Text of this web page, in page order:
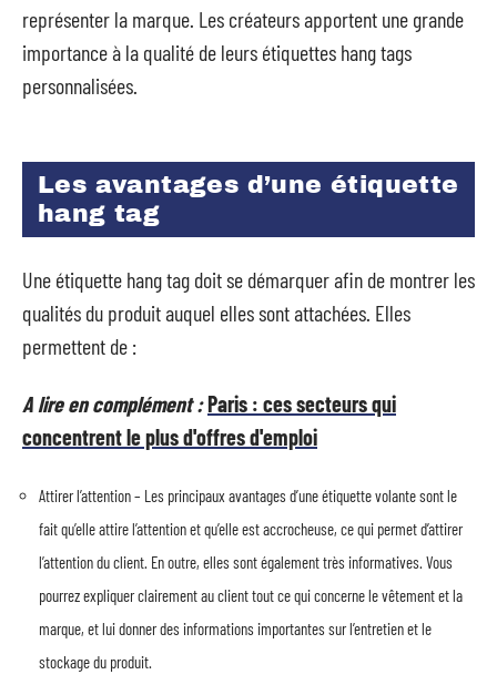
représenter la marque. Les créateurs apportent une grande
importance à la qualité de leurs étiquettes hang tags
personnalisées.
Les avantages d’une étiquette
hang tag
Une étiquette hang tag doit se démarquer afin de montrer les
qualités du produit auquel elles sont attachées. Elles
permettent de :
A lire en complément :Paris : ces secteurs qui
concentrent le plus d'offres d'emploi
Attirer l’attention – Les principaux avantages d’une étiquette volante sont le
fait qu’elle attire l’attention et qu’elle est accrocheuse, ce qui permet d’attirer
l’attention du client. En outre, elles sont également très informatives. Vous
pourrez expliquer clairement au client tout ce qui concerne le vêtement et la
marque, et lui donner des informations importantes sur l’entretien et le
stockage du produit.